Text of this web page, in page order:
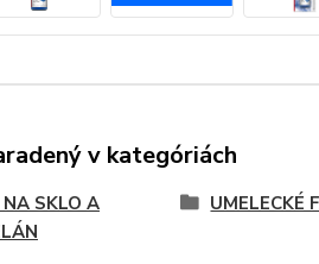
v kategóriách
NA SKLO A
UMELECKÉ